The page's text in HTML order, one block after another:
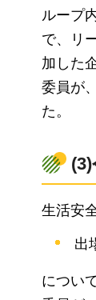
ループ
で、リ
加した
委員が
た。
生活安
出
につい